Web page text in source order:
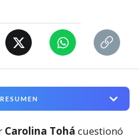
Carolina Tohá cuestionó